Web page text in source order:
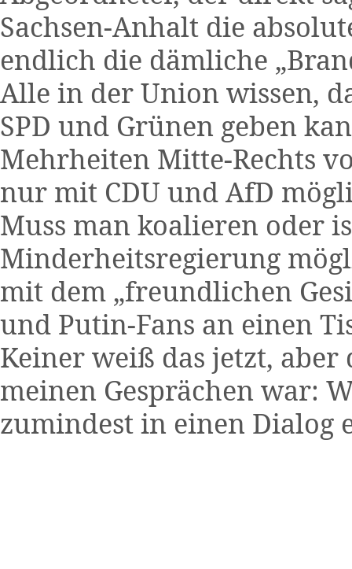
Sachsen-Anhalt die
endlich die dämliche
Alle in der Union wissen,
SPD und Grünen geben
Mehrheiten Mitte-Rechts
nur mit CDU und AfD
Muss man koalieren oder
Minderheitsregierung
mit dem „freundlichen
und Putin-Fans an einen
Keiner weiß das jetzt,
meinen Gesprächen war:
zumindest in einen Dialog